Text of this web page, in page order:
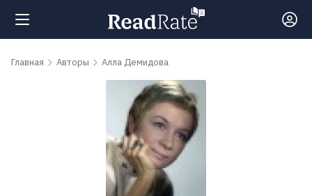
Поиск
Главная Авторы Алла Демидова